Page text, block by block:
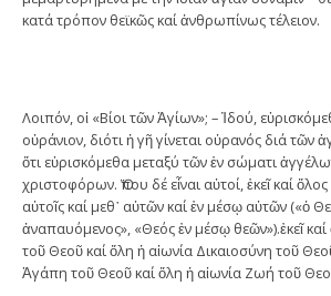
κατά τρόπον θεϊκῶς καί ἀνθρωπίνως τέλειον.
Λοιπόν, οἱ «Βίοι τῶν Ἁγίων»; – Ἰδού,
οὐράνιον, διότι ἡ γῆ γίνεται οὐρανός διά τῶν
ὅτι εὑρισκόμεθα μεταξύ τῶν ἐν σώματι
χριστοφόρων. Ὅπου δέ εἶναι αὐτοί, ἐκεῖ καί
αὐτοῖς καί μεθ᾽ αὐτῶν καί ἐν μέσῳ αὐτῶν («ὁ
ἀναπαυόμενος», «Θεός ἐν μέσῳ θεῶν»).ἐκεῖ
τοῦ Θεοῦ καί ὅλη ἡ αἰωνία Δικαιοσύνη τοῦ
Ἀγάπη τοῦ Θεοῦ καί ὅλη ἡ αἰωνία Ζωή τοῦ